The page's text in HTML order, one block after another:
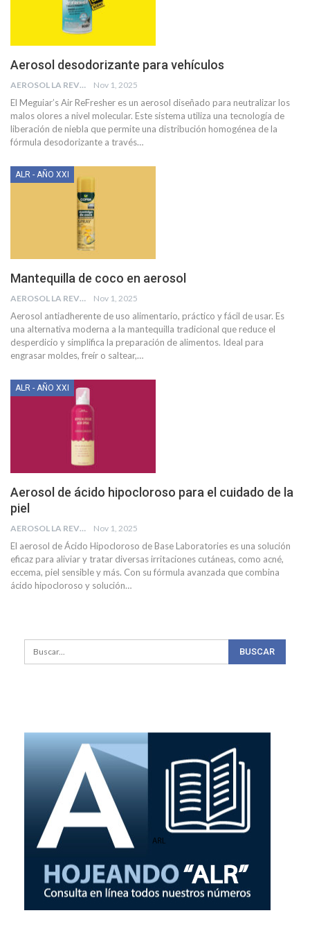
Aerosol desodorizante para vehículos
AEROSOL LA REVISTA Nov 1, 2025
El Meguiar’s Air ReFresher es un aerosol diseñado para neutralizar los
malos olores a nivel molecular. Este sistema utiliza una tecnología de
liberación de niebla que permite una distribución homogénea de la
fórmula desodorizante a través…
ALR - AÑO XXI
Mantequilla de coco en aerosol
AEROSOL LA REVISTA Nov 1, 2025
Aerosol antiadherente de uso alimentario, práctico y fácil de usar. Es
una alternativa moderna a la mantequilla tradicional que reduce el
desperdicio y simplifica la preparación de alimentos. Ideal para
engrasar moldes, freír o saltear,…
ALR - AÑO XXI
Aerosol de ácido hipocloroso para el cuidado de la
piel
AEROSOL LA REVISTA Nov 1, 2025
El aerosol de Ácido Hipocloroso de Base Laboratories es una solución
eficaz para aliviar y tratar diversas irritaciones cutáneas, como acné,
eccema, piel sensible y más. Con su fórmula avanzada que combina
ácido hipocloroso y solución…